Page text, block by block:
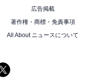
広告掲載
著作権・商標・免責事項
All About ニュースについて